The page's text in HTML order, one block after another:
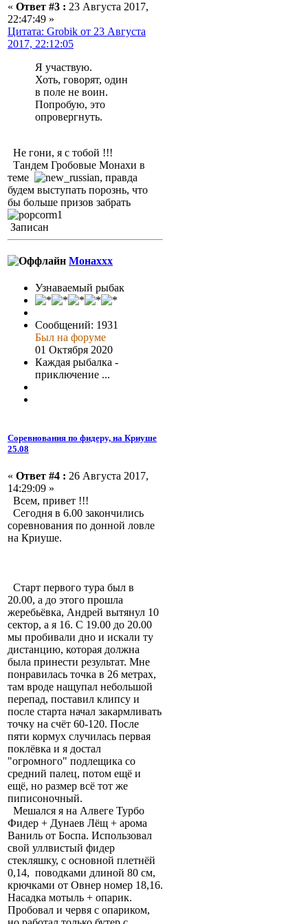
« Ответ #3 : 23 Августа 2017,
22:47:49 »
Цитата: Grobik от 23 Августа
2017, 22:12:05
Я участвую.
Хоть, говорят, один
в поле не воин.
Попробую, это
опровергнуть.
Не гони, я с тобой !!!
Тандем Гробовые Монахи в
теме
, правда
будем выступать порознь, что
бы больше призов забрать
Записан
Монаххх
Узнаваемый рыбак
Сообщений: 1931
Был на форуме
01 Октября 2020
Каждая рыбалка -
приключение ...
Соревнования по фидеру, на Криуше
25.08
« Ответ #4 : 26 Августа 2017,
14:29:09 »
Всем, привет !!!
Сегодня в 6.00 закончились
соревнования по донной ловле
на Криуше.
Старт первого тура был в
20.00, а до этого прошла
жеребьёвка, Андрей вытянул 10
сектор, а я 16. С 19.00 до 20.00
мы пробивали дно и искали ту
дистанцию, которая должна
была принести результат. Мне
понравилась точка в 26 метрах,
там вроде нащупал небольшой
перепад, поставил клипсу и
после старта начал закармливать
точку на счёт 60-120. После
пяти кормух случилась первая
поклёвка и я достал
"огромного" подлещика со
средний палец, потом ещё и
ещё, но размер всё тот же
пиписоночный.
Мешался я на Алвеге Турбо
Фидер + Дунаев Лёщ + арома
Ваниль от Боспа. Использовал
свой уллвистый фидер
стекляшку, с основной плетнёй
0,14, поводками длиной 80 см,
крючками от Овнер номер 18,16.
Насадка мотыль + опарик.
Пробовал и червя с опариком,